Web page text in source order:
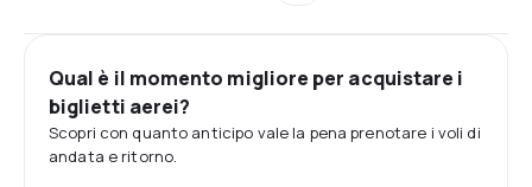
Qual è il momento migliore per acquistare i
biglietti aerei?
Scopri con quanto anticipo vale la pena prenotare i voli di
andata e ritorno.